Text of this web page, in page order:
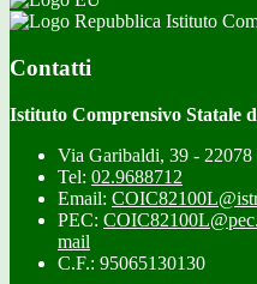
Istituto
Contatti
Istituto Comprensivo Statale
Via Garibaldi, 39 -
Tel: 02.9688712
Email:
PEC:
mail
C.F.: 95065130130